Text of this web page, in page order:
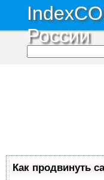
России
Как продвинуть